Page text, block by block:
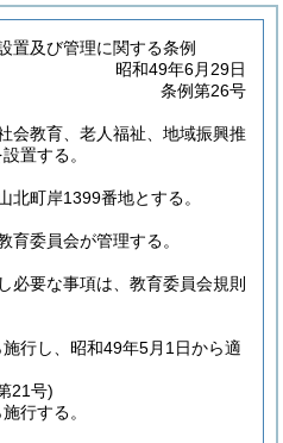
置及び管理に関する条例
昭和49年6月29日
条例第26号
会教育、老人福祉、地域振興推
置する。
北町岸1399番地とする。
育委員会が管理する。
必要な事項は、教育委員会規則
行し、昭和49年5月1日から適
21号)
行する。